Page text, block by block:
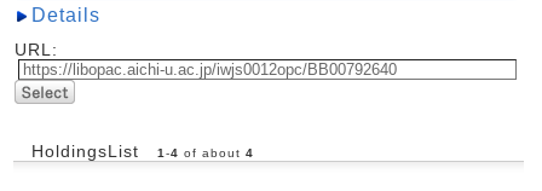
Details
URL:
HoldingsList 1 -4 of about 4